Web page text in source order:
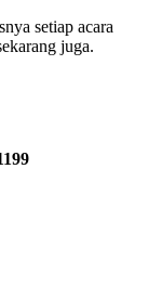
setiap acara
juga.